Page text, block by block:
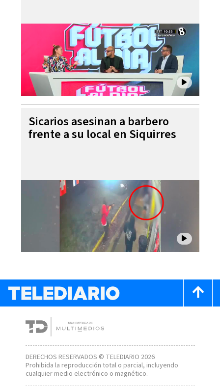
Sicarios asesinan a barbero
frente a su local en Siquirres
DERECHOS RESERVADOS © TELEDIARIO 2026
Prohibida la reproducción total o parcial, incluyendo
cualquier medio electrónico o magnético.